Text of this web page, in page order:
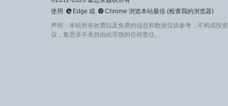
使用
 Edge 或 Chrome 浏览本站最佳 (检查我的浏览器)
声明：本站所有收费以及免费的信息和数据仅供参考，不构成投
议，集思录不承担由此导致的任何责任。